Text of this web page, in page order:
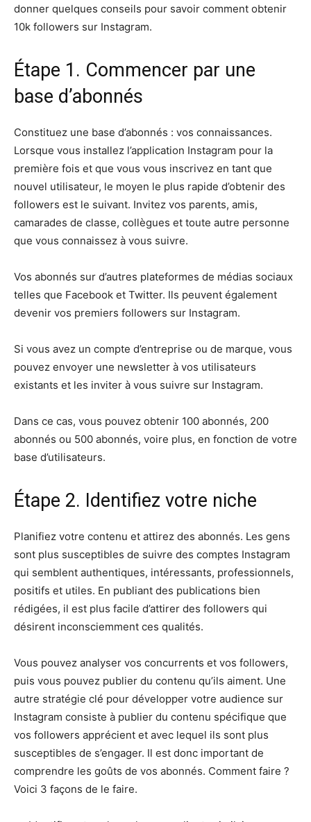
donner quelques conseils pour savoir comment obtenir
10k followers sur Instagram.
Étape 1. Commencer par une
base d’abonnés
Constituez une base d’abonnés : vos connaissances.
Lorsque vous installez l’application Instagram pour la
première fois et que vous vous inscrivez en tant que
nouvel utilisateur, le moyen le plus rapide d’obtenir des
followers est le suivant. Invitez vos parents, amis,
camarades de classe, collègues et toute autre personne
que vous connaissez à vous suivre.
Vos abonnés sur d’autres plateformes de médias sociaux
telles que Facebook et Twitter. Ils peuvent également
devenir vos premiers followers sur Instagram.
Si vous avez un compte d’entreprise ou de marque, vous
pouvez envoyer une newsletter à vos utilisateurs
existants et les inviter à vous suivre sur Instagram.
Dans ce cas, vous pouvez obtenir 100 abonnés, 200
abonnés ou 500 abonnés, voire plus, en fonction de votre
base d’utilisateurs.
Étape 2. Identifiez votre niche
Planifiez votre contenu et attirez des abonnés. Les gens
sont plus susceptibles de suivre des comptes Instagram
qui semblent authentiques, intéressants, professionnels,
positifs et utiles. En publiant des publications bien
rédigées, il est plus facile d’attirer des followers qui
désirent inconsciemment ces qualités.
Vous pouvez analyser vos concurrents et vos followers,
puis vous pouvez publier du contenu qu’ils aiment. Une
autre stratégie clé pour développer votre audience sur
Instagram consiste à publier du contenu spécifique que
vos followers apprécient et avec lequel ils sont plus
susceptibles de s’engager. Il est donc important de
comprendre les goûts de vos abonnés. Comment faire ?
Voici 3 façons de le faire.